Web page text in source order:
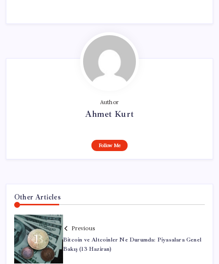
Author
Ahmet Kurt
Follow Me
Other Articles
Previous
Bitcoin ve Altcoinler Ne Durumda: Piyasalara Genel
Bakış (13 Haziran)